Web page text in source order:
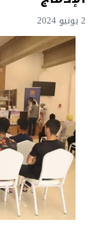
2 يونيو 2024